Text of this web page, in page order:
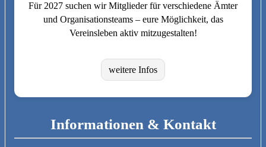
Für 2027 suchen wir Mitglieder für verschiedene Ämter
und Organisationsteams – eure Möglichkeit, das
Vereinsleben aktiv mitzugestalten!
weitere Infos
Informationen & Kontakt